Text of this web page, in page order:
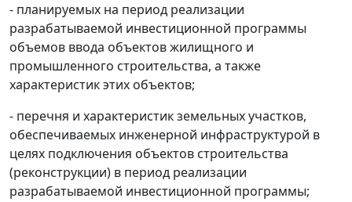
- планируемых на период реализации
разрабатываемой инвестиционной программы
объемов ввода объектов жилищного и
промышленного строительства, а также
характеристик этих объектов;
- перечня и характеристик земельных участков,
обеспечиваемых инженерной инфраструктурой в
целях подключения объектов строительства
(реконструкции) в период реализации
разрабатываемой инвестиционной программы;